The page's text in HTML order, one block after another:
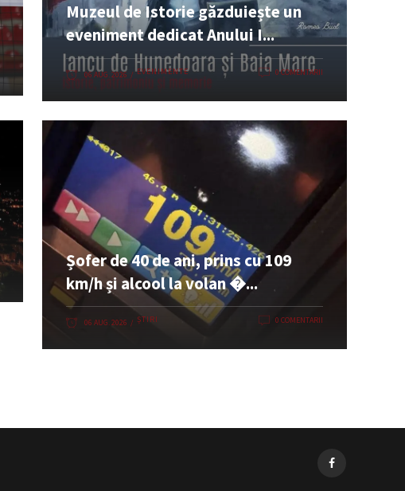
Muzeul de Istorie găzduiește un
eveniment dedicat Anului I...
06 AUG. 2026 EVENIMENTE 0 COMENTARII
Șofer de 40 de ani, prins cu 109
km/h și alcool la volan �...
06 AUG. 2026 ȘTIRI 0 COMENTARII